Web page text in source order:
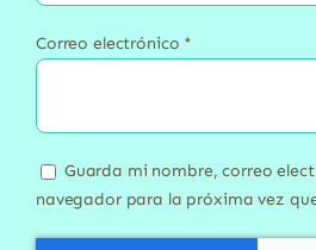
Correo electrónico *
Guarda mi nombre, correo
navegador para la próxima vez